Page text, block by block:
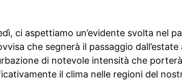
ci aspettiamo un’evidente svolta nel
che segnerà il passaggio
di notevole intensità che
il clima nelle regioni del